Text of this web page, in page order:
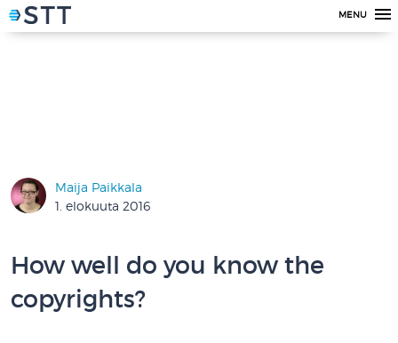
MENU
Maija Paikkala
1. elokuuta 2016
How well do you know the
copyrights?